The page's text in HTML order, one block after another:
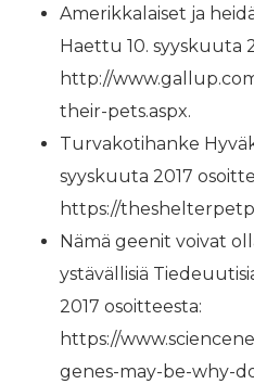
Amerikkalaiset ja
Haettu 10. syyskuuta
http://
their-pets.aspx.
Turvakotihanke
syyskuuta 2017
https://
Nämä geenit voivat
ystävällisiä
2017 osoitteesta:
https://
genes-may-be-why-